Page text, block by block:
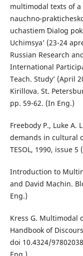
multimodal texts of a
nauchno-
uchastiem ʽDialog
Uchimsyaʼ (23-24
Russian Research
International
Teach. Studyʼ (April
Kirillova. St.
pp. 59-62. (In Eng.)
Freebody P., Luke A.
demands in cultural
TESOL, 1990, issue
Introduction to
and David Machin.
Eng.)
Kress G. Multimodal
Handbook of
doi 10.4324/